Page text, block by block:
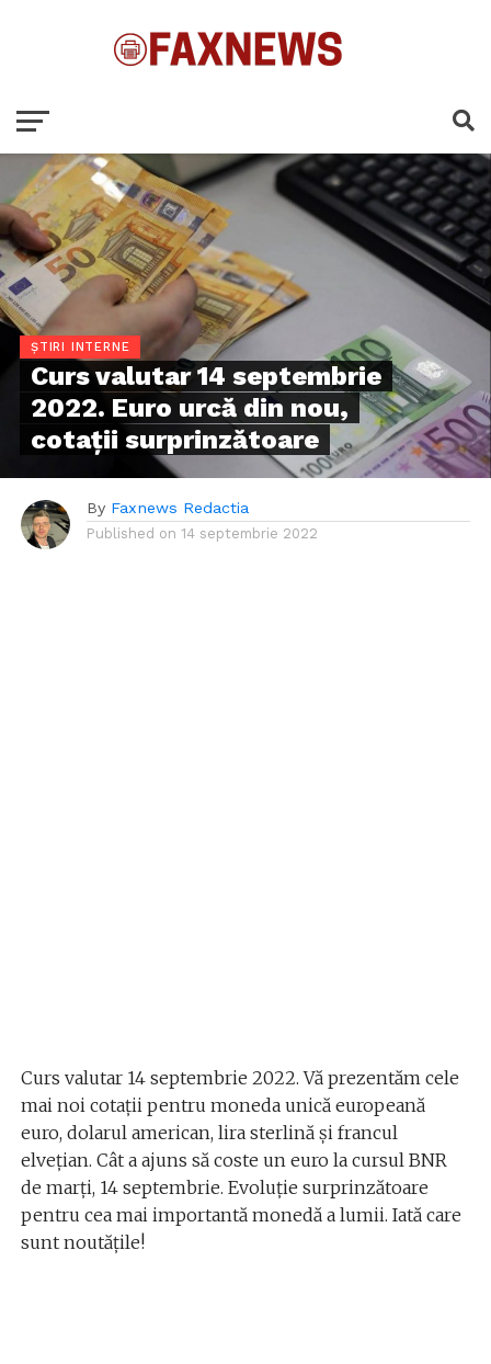
ȘTIRI INTERNE
Curs valutar 14 septembrie
2022. Euro urcă din nou,
cotații surprinzătoare
By Faxnews Redactia
Published on 14 septembrie 2022
Curs valutar 14 septembrie 2022. Vă prezentăm cele
mai noi cotații pentru moneda unică europeană
euro, dolarul american, lira sterlină și francul
elvețian. Cât a ajuns să coste un euro la cursul BNR
de marți, 14 septembrie. Evoluție surprinzătoare
pentru cea mai importantă monedă a lumii. Iată care
sunt noutățile!